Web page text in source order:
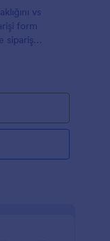
vs
form
sipariş